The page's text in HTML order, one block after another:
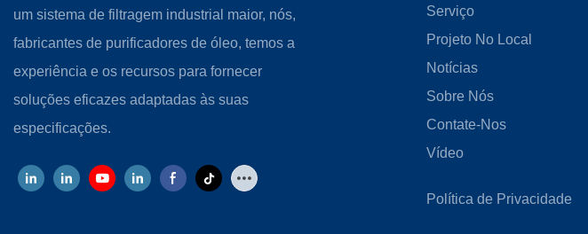
um sistema de filtragem industrial maior, nós,
fabricantes de purificadores de óleo, temos a
experiência e os recursos para fornecer
soluções eficazes adaptadas às suas
especificações.
Serviço
Projeto No Local
Notícias
Sobre Nós
Contate-Nos
Vídeo
Política de Privacidade